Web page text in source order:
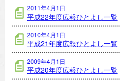
2011年4月1日
平成22年度広報ひとよし一覧
2010年4月1日
平成21年度広報ひとよし一覧
2009年4月1日
平成20年度広報ひとよし一覧